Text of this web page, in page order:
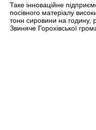
Таке інноваційне
посівного матеріалу
тонн сировини на годину,
Звиняче Горохівської